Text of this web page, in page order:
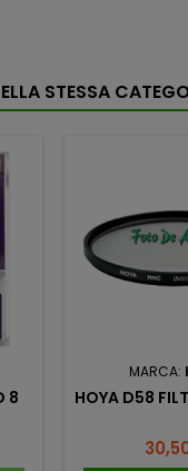
STESSA
8
MARCA:
HOYA D58